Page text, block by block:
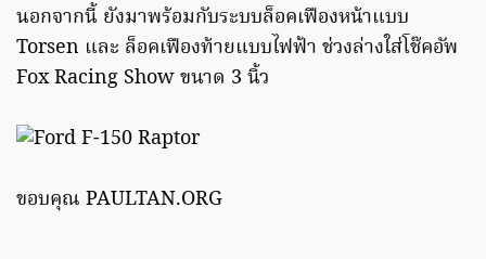
นอกจากนี้ ยังมาพร้อมกับระบบล็อคเฟืองหน้าแบบ
Torsen และ ล็อคเฟืองท้ายแบบไฟฟ้า ช่วงล่างใส่โช๊คอัพ
Fox Racing Show ขนาด 3 นิ้ว
ขอบคุณ PAULTAN.ORG